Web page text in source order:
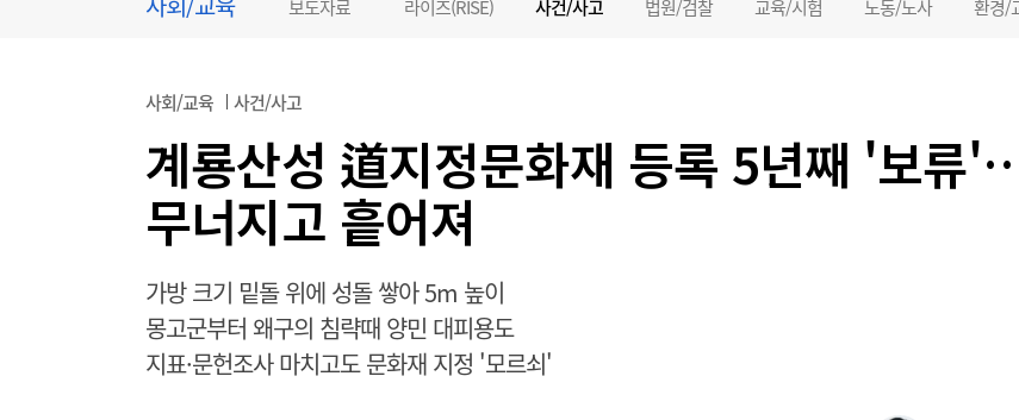
보도자료 라이즈(RISE) 사건/사고 법원/검찰 교육/시험 노동/노사 환경/
사회/교육 사건/사고
계룡산성 道지정문화재 등록 5년째 '보류
무너지고 흩어져
가방 크기 밑돌 위에 성돌 쌓아 5m 높이
몽고군부터 왜구의 침략때 양민 대피용도
지표·문헌조사 마치고도 문화재 지정 '모르쇠'